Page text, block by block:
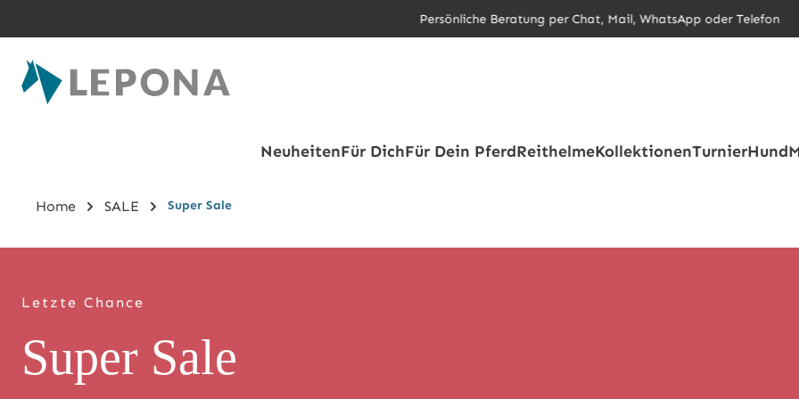
Persönliche Beratung per Chat, Mail, WhatsApp oder Telefon
NeuheitenFür DichFür Dein PferdReithelmeKollektionenTurnierHund
Home SALE Super Sale
Letzte Chance
Super Sale